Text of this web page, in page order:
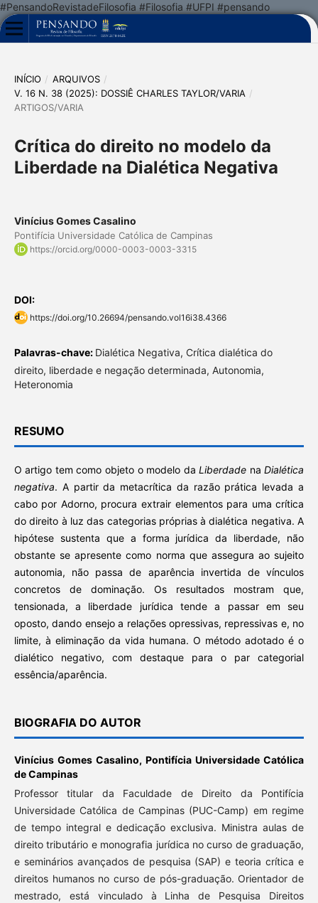
#PensandoRevistadeFilosofia #Filosofia #UFPI #pensando
INÍCIO / ARQUIVOS /
V. 16 N. 38 (2025): DOSSIÊ CHARLES TAYLOR/VARIA /
ARTIGOS/VARIA
Crítica do direito no modelo da
Liberdade na Dialética Negativa
Vinícius Gomes Casalino
Pontifícia Universidade Católica de Campinas
https://orcid.org/0000-0003-0003-3315
DOI:
https://doi.org/10.26694/pensando.vol16i38.4366
Palavras-chave: Dialética Negativa, Crítica dialética do
direito, liberdade e negação determinada, Autonomia,
Heteronomia
RESUMO
O artigo tem como objeto o modelo daLiberdade naDialética
negativa. A partir da metacrítica da razão prática levada a
cabo por Adorno, procura extrair elementos para uma crítica
do direito à luz das categorias próprias à dialética negativa. A
hipótese sustenta que a forma jurídica da liberdade, não
obstante se apresente como norma que assegura ao sujeito
autonomia, não passa de aparência invertida de vínculos
concretos de dominação. Os resultados mostram que,
tensionada, a liberdade jurídica tende a passar em seu
oposto, dando ensejo a relações opressivas, repressivas e, no
limite, à eliminação da vida humana. O método adotado é o
dialético negativo, com destaque para o par categorial
essência/aparência.
BIOGRAFIA DO AUTOR
Vinícius Gomes Casalino,Pontifícia Universidade Católica
de Campinas
Professor titular da Faculdade de Direito da Pontifícia
Universidade Católica de Campinas (PUC-Camp) em regime
de tempo integral e dedicação exclusiva. Ministra aulas de
direito tributário e monografia jurídica no curso de graduação,
e seminários avançados de pesquisa (SAP) e teoria crítica e
direitos humanos no curso de pós-graduação. Orientador de
mestrado, está vinculado à Linha de Pesquisa Direitos